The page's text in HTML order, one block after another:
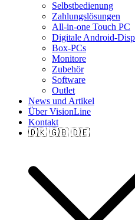
Selbstbedienung
Zahlungslösungen
All-in-one Touch PC
Digitale Android-
Box-PCs
Monitore
Zubehör
Software
Outlet
News und Artikel
Über VisionLine
Kontakt
🇩🇰 🇬🇧 🇩🇪